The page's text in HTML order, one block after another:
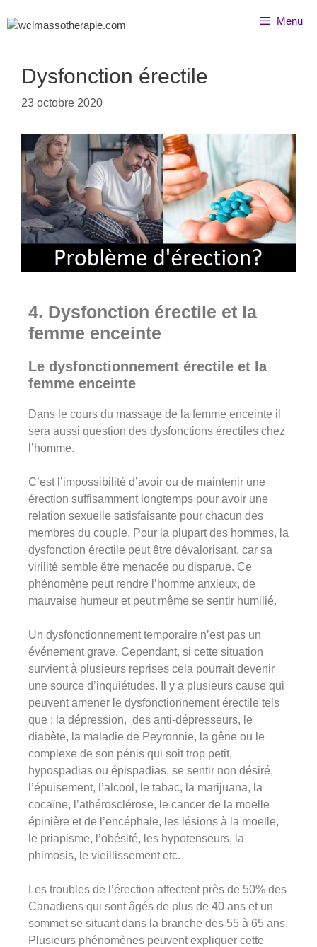
Menu
Dysfonction érectile
23 octobre 2020
4. Dysfonction érectile et la
femme enceinte
Le dysfonctionnement érectile et la
femme enceinte
Dans le cours du massage de la femme enceinte il
sera aussi question des dysfonctions érectiles chez
l’homme.
C’est l’impossibilité d’avoir ou de maintenir une
érection suffisamment longtemps pour avoir une
relation sexuelle satisfaisante pour chacun des
membres du couple. Pour la plupart des hommes, la
dysfonction érectile peut être dévalorisant, car sa
virilité semble être menacée ou disparue. Ce
phénomène peut rendre l’homme anxieux, de
mauvaise humeur et peut même se sentir humilié.
Un dysfonctionnement temporaire n’est pas un
événement grave. Cependant, si cette situation
survient à plusieurs reprises cela pourrait devenir
une source d’inquiétudes. Il y a plusieurs cause qui
peuvent amener le dysfonctionnement érectile tels
que : la dépression, des anti-dépresseurs, le
diabète, la maladie de Peyronnie, la gêne ou le
complexe de son pénis qui soit trop petit,
hypospadias ou épispadias, se sentir non désiré,
l’épuisement, l’alcool, le tabac, la marijuana, la
cocaïne, l’athérosclérose, le cancer de la moelle
épinière et de l’encéphale, les lésions à la moelle,
le priapisme, l’obésité, les hypotenseurs, la
phimosis, le vieillissement etc.
Les troubles de l’érection affectent près de 50% des
Canadiens qui sont âgés de plus de 40 ans et un
sommet se situant dans la branche des 55 à 65 ans.
Plusieurs phénomènes peuvent expliquer cette